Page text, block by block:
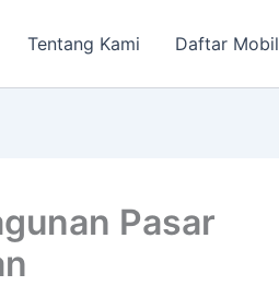
Tentang Kami Daftar Mobil
Pasar